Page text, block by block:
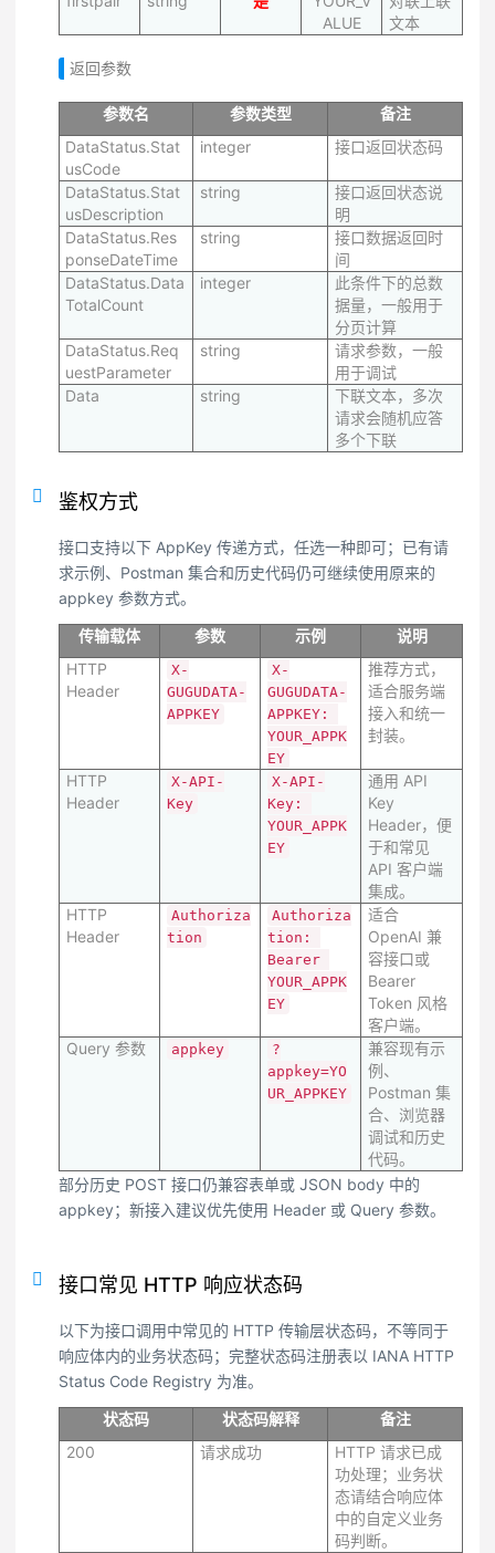
ALUE
文本
返回参数
参数名 参数类型
备注
DataStatus.Stat
usCode
integer 接口返回状态码
DataStatus.Stat
usDescription
string
接口返回状态说
明
DataStatus.Res
ponseDateTime
string
接口数据返回时
间
DataStatus.Data
TotalCount
integer
此条件下的总数
据量，一般用于
分页计算
DataStatus.Req
uestParameter
string
请求参数，一般
用于调试
Data
string
下联文本，多次
请求会随机应答
多个下联
鉴权方式
接口支持以下 AppKey 传递方式，任选一种即可；已有请
求示例、Postman 集合和历史代码仍可继续使用原来的
appkey 参数方式。
传输载体
参数 示例
说明
HTTP
Header
X-
GUGUDATA-
APPKEY
X-
GUGUDATA-
APPKEY:
YOUR_APPK
EY
推荐方式，
适合服务端
接入和统一
封装。
HTTP
Header
X-API-
Key
X-API-
Key:
YOUR_APPK
EY
通用 API
Key
Header，便
于和常见
API 客户端
集成。
HTTP
Header
Authoriza
tion
Authoriza
tion:
Bearer
YOUR_APPK
EY
适合
OpenAI 兼
容接口或
Bearer
Token 风格
客户端。
Query 参数
appkey
?
appkey=YO
UR_APPKEY
兼容现有示
例、
Postman 集
合、浏览器
调试和历史
代码。
部分历史 POST 接口仍兼容表单或 JSON body 中的
appkey；新接入建议优先使用 Header 或 Query 参数。
接口常见 HTTP 响应状态码
以下为接口调用中常见的 HTTP 传输层状态码，不等同于
响应体内的业务状态码；完整状态码注册表以 IANA HTTP
Status Code Registry 为准。
状态码
状态码解释
备注
200
请求成功
HTTP 请求已成
功处理；业务状
态请结合响应体
中的自定义业务
码判断。